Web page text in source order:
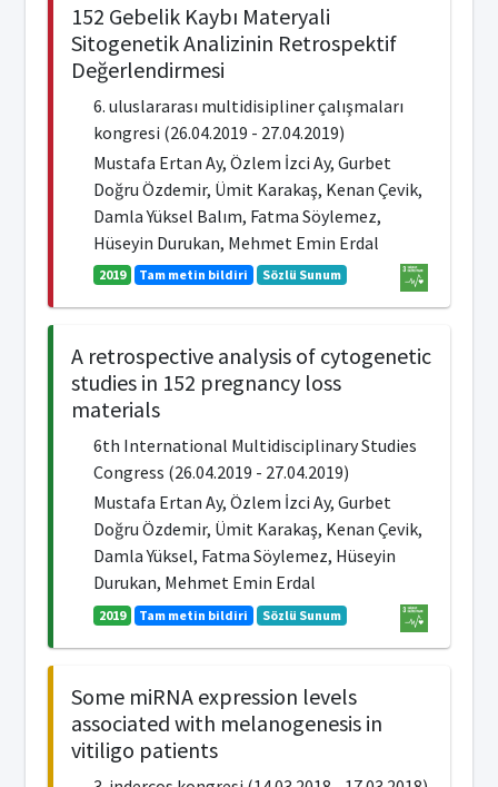
152 Gebelik Kaybı Materyali
Sitogenetik Analizinin Retrospektif
Değerlendirmesi
6. uluslararası multidisipliner çalışmaları
kongresi (26.04.2019 - 27.04.2019)
Mustafa Ertan Ay, Özlem İzci Ay, Gurbet
Doğru Özdemir, Ümit Karakaş, Kenan Çevik,
Damla Yüksel Balım, Fatma Söylemez,
Hüseyin Durukan, Mehmet Emin Erdal
2019 Tam metin bildiri Sözlü Sunum
A retrospective analysis of cytogenetic
studies in 152 pregnancy loss
materials
6th International Multidisciplinary Studies
Congress (26.04.2019 - 27.04.2019)
Mustafa Ertan Ay, Özlem İzci Ay, Gurbet
Doğru Özdemir, Ümit Karakaş, Kenan Çevik,
Damla Yüksel, Fatma Söylemez, Hüseyin
Durukan, Mehmet Emin Erdal
2019 Tam metin bildiri Sözlü Sunum
Some miRNA expression levels
associated with melanogenesis in
vitiligo patients